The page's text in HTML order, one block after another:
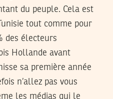
du peuple. Cela est
tout comme pour
des électeurs
Hollande avant
sa première année
n’allez pas vous
les médias qui le